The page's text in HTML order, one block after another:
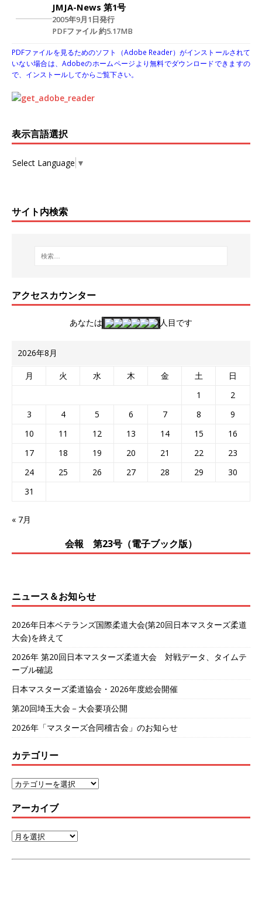
JMJA-News 第1号
2005年9月1日発行
PDFファイル 約5.17MB
PDFファイルを見るためのソフト（Adobe Reader）がインストールされて
いない場合は、Adobeのホームページより無料でダウンロードできますの
で、インストールしてからご覧下さい。
表示言語選択
Select Language ▼
サイト内検索
アクセスカウンター
あなたは 人目です
2026年8月
月 火 水 木 金 土
日
1
2
3
4 5 6 7 8
9
10
11 12 13 14 15
16
17
18 19 20 21 22
23
24
25 26 27 28 29
30
31
« 7月
会報 第23号（電子ブック版）
ニュース＆お知らせ
2026年日本ベテランズ国際柔道大会(第20回日本マスターズ柔道
大会)を終えて
2026年 第20回日本マスターズ柔道大会 対戦データ、タイムテ
ーブル確認
日本マスターズ柔道協会・2026年度総会開催
第20回埼玉大会－大会要項公開
2026年「マスターズ合同稽古会」のお知らせ
カテゴリー
アーカイブ